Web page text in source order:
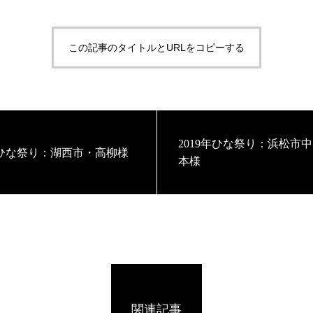
この記事のタイトルとURLをコピーする
な祭り：湖西市・高柳様
2019年ひな祭り：浜松市
本様
関連記事